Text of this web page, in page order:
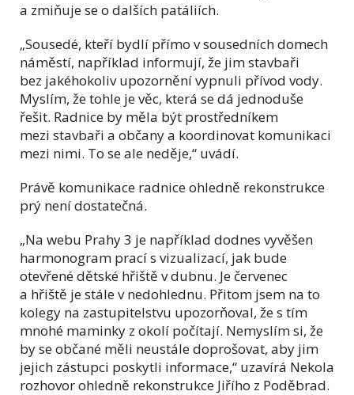
a zmiňuje se o dalších patáliích.
„Sousedé, kteří bydlí přímo v sousedních domech
náměstí, například informují, že jim stavbaři
bez jakéhokoliv upozornění vypnuli přívod vody.
Myslím, že tohle je věc, která se dá jednoduše
řešit. Radnice by měla být prostředníkem
mezi stavbaři a občany a koordinovat komunikaci
mezi nimi. To se ale neděje,“ uvádí.
Právě komunikace radnice ohledně rekonstrukce
prý není dostatečná.
„Na webu Prahy 3 je například dodnes vyvěšen
harmonogram prací s vizualizací, jak bude
otevřené dětské hřiště v dubnu. Je červenec
a hřiště je stále v nedohlednu. Přitom jsem na to
kolegy na zastupitelstvu upozorňoval, že s tím
mnohé maminky z okolí počítají. Nemyslím si, že
by se občané měli neustále doprošovat, aby jim
jejich zástupci poskytli informace,“ uzavírá Nekola
rozhovor ohledně rekonstrukce Jiřího z Poděbrad.